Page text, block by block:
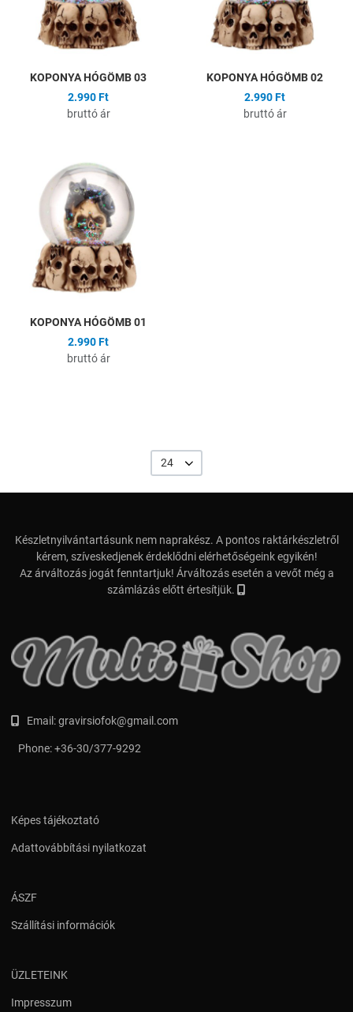
KOPONYA HÓGÖMB 03
2.990 Ft
bruttó ár
KOPONYA HÓGÖMB 02
2.990 Ft
bruttó ár
KOPONYA HÓGÖMB 01
2.990 Ft
bruttó ár
24
Készletnyilvántartásunk nem naprakész. A pontos raktárkészletről
kérem, szíveskedjenek érdeklődni elérhetőségeink egyikén!
Az árváltozás jogát fenntartjuk! Árváltozás esetén a vevőt még a
számlázás előtt értesítjük.
Email:gravirsiofok@gmail.com
Phone:+36-30/377-9292
Képes tájékoztató
Adattovábbítási nyilatkozat
ÁSZF
Szállítási információk
ÜZLETEINK
Impresszum